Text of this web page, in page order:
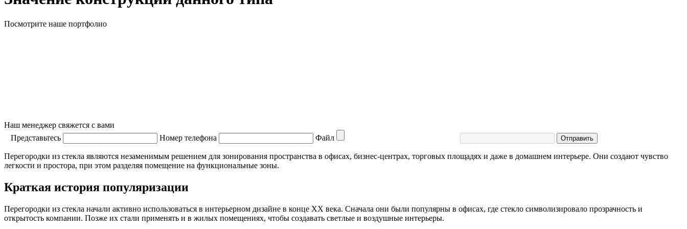
Посмотрите наше портфолио
Наш менеджер свяжется с вами
Представьтесь
Номер телефона Файл Отправить
Перегородки из стекла являются незаменимым решением для зонирования пространства в офисах, бизнес-центрах, торговых площадях и даже в домашнем интерьере. Они создают чувство
легкости и простора, при этом разделяя помещение на функциональные зоны.
Краткая история популяризации
Перегородки из стекла начали активно использоваться в интерьерном дизайне в конце XX века. Сначала они были популярны в офисах, где стекло символизировало прозрачность и
открытость компании. Позже их стали применять и в жилых помещениях, чтобы создавать светлые и воздушные интерьеры.